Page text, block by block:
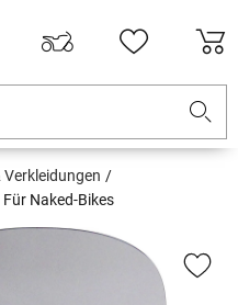
Verkleidungen
Naked-Bikes